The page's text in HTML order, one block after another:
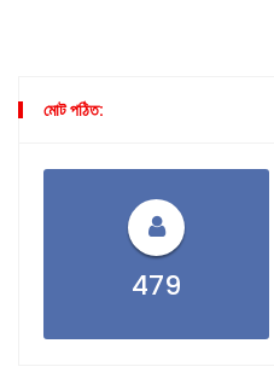
মোট পঠিত:
479